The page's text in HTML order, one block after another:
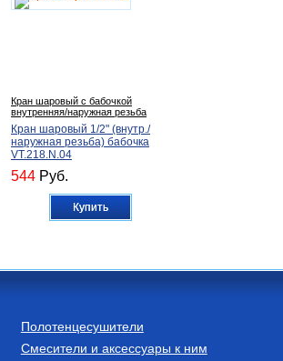
Кран шаровый с бабочкой
внутренняя/наружная резьба
Кран шаровый 1/2" (внутр./
наружная резьба) бабочка
VT.218.N.04
544 Руб.
Купить
Расширительные баки для
Полотенцесушители
Смесители и аксессуары к ним